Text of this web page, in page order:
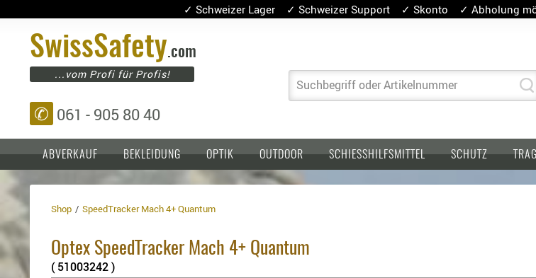
✓ Schweizer Lager ✓ Schweizer Support ✓ Skonto ✓ Abholung
SwissSafety.com
...vom Profi für Profis!
✆ 061 - 905 80 40
Suchbegriff oder Artikelnummer
ABVERKAUF BEKLEIDUNG OPTIK OUTDOOR SCHIESSHILFSMITTEL SCHUTZ
Einlagen,
Kopfschutz
Tragesysteme
Holster
Grundplatten
Holster
Shop SpeedTracker Mach 4+ Quantum
Optex SpeedTracker Mach 4+ Quantum
( 51003242 )